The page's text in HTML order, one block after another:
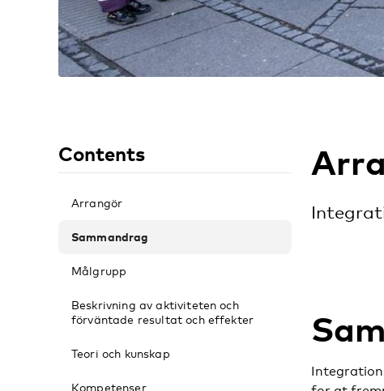
Contents
Arrangör
Sammandrag
Målgrupp
Beskrivning av aktiviteten och
förväntade resultat och effekter
Teori och kunskap
Kompetenser